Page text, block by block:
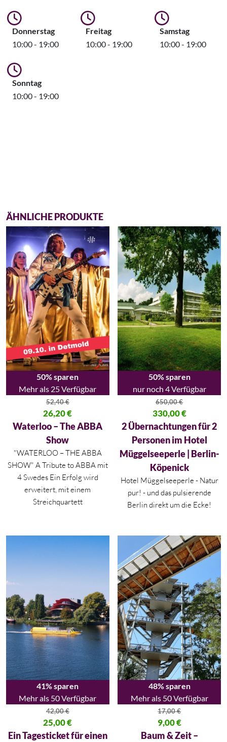
Donnerstag
10:00 - 19:00
Freitag
10:00 - 19:00
Samstag
10:00 - 19:00
Sonntag
10:00 - 19:00
ÄHNLICHE PRODUKTE
50% sparen
Mehr als 25 Verfügbar
52,40€
Ursprünglicher Preis war: 52,40 €
26,20€
Aktueller Preis ist: 26,20 €.
Waterloo – The ABBA
Show
"WATERLOO – THE ABBA
SHOW" A Tribute to ABBA mit
4 Swedes Ein Erfolg wird
erweitert, mit einem
Streichquartett
50% sparen
nur noch 4 Verfügbar
650,00€
Ursprünglicher Preis war:
330,00€
Aktueller Preis ist: 330,00 €.
2 Übernachtungen für 2
Personen im Hotel
Müggelseeperle | Berlin-
Köpenick
Hotel Müggelseeperle - Natur
pur! - und das pulsierende
Berlin direkt um die Ecke!
41% sparen
Mehr als 50 Verfügbar
42,00€
Ursprünglicher Preis war: 42,00 €
25,00€
Aktueller Preis ist: 25,00 €.
Ein Tagesticket für einen
48% sparen
Mehr als 50 Verfügbar
17,00€
Ursprünglicher Preis war:
9,00€
Aktueller Preis ist: 9,00 €.
Baum & Zeit –